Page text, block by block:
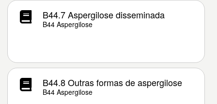
B44.7 Aspergilose disseminada
B44 Aspergilose
B44.8 Outras formas de aspergilose
B44 Aspergilose